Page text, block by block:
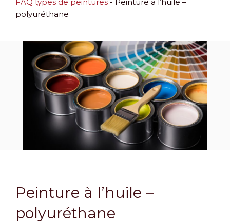
polyuréthane
Peinture à l’huile –
polyuréthane